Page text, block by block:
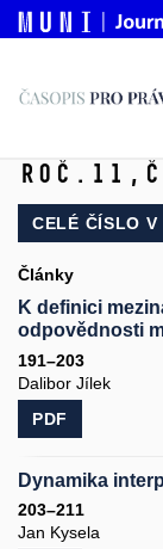
Roč.11,
CELÉ ČÍSLO V
Články
K definici
odpovědnosti
191–203
Dalibor Jílek
PDF
Dynamika
203–211
Jan Kysela